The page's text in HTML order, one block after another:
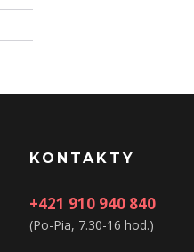
KONTAKTY
+421 910 940 840
(Po-Pia, 7.30-16 hod.)